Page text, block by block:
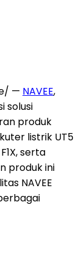
— NAVEE,
solusi
produk
listrik UT5
serta
produk ini
NAVEE